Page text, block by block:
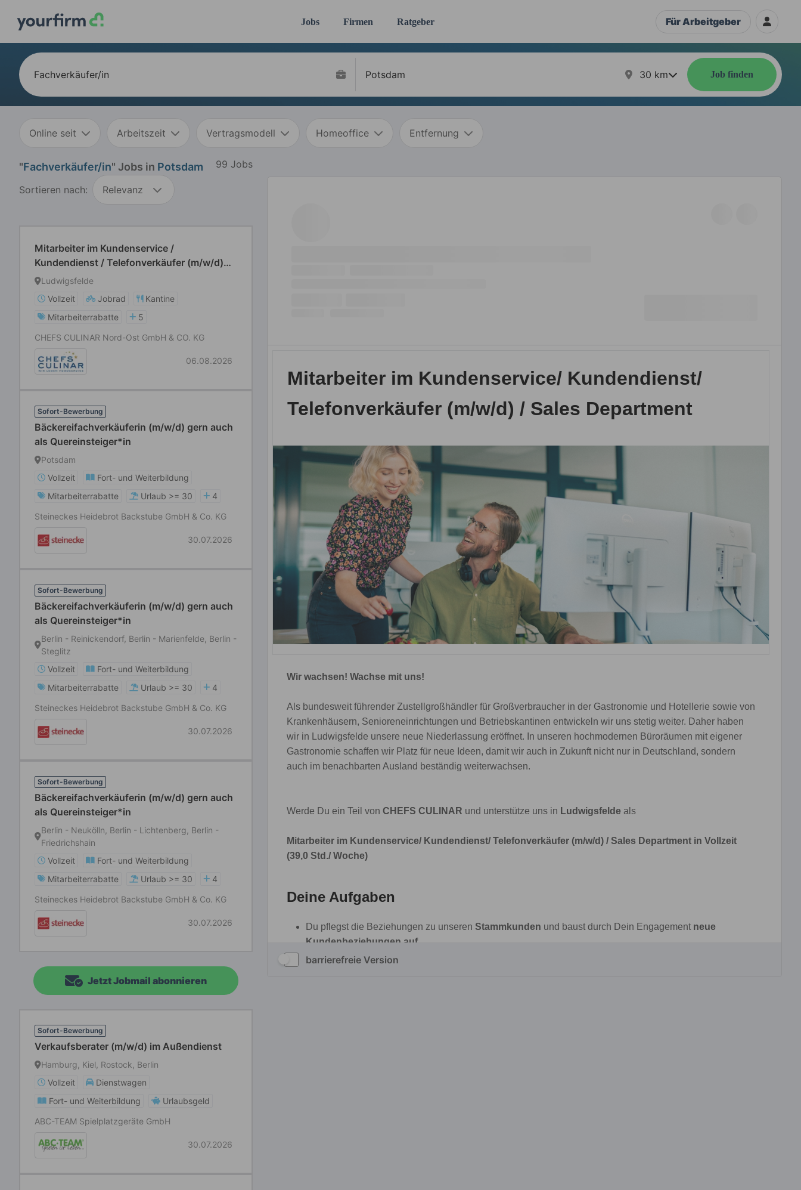
Jobs Firmen Ratgeber Für Arbeitgeber
30 km Job finden
Online seit Arbeitszeit Vertragsmodell Homeoffice Entfernung
"Fachverkäufer/in" Jobs in Potsdam 99 Jobs
Sortieren nach: Relevanz
Mitarbeiter im Kundenservice /
Kundendienst / Telefonverkäufer (m/w/d)
Sales Department
Ludwigsfelde
Vollzeit
Jobrad
Kantine
Mitarbeiterrabatte
5
CHEFS CULINAR Nord-Ost GmbH & CO. KG
06.08.2026
Sofort-Bewerbung
Bäckereifachverkäuferin (m/w/d) gern auch
als Quereinsteiger*in
Potsdam
Vollzeit
Fort- und Weiterbildung
Mitarbeiterrabatte
Urlaub >= 30
4
Steineckes Heidebrot Backstube GmbH & Co. KG
30.07.2026
Sofort-Bewerbung
Bäckereifachverkäuferin (m/w/d) gern auch
als Quereinsteiger*in
Berlin - Reinickendorf, Berlin - Marienfelde, Berlin -
Steglitz
Vollzeit
Fort- und Weiterbildung
Mitarbeiterrabatte
Urlaub >= 30
4
Steineckes Heidebrot Backstube GmbH & Co. KG
30.07.2026
Sofort-Bewerbung
Bäckereifachverkäuferin (m/w/d) gern auch
als Quereinsteiger*in
Berlin - Neukölln, Berlin - Lichtenberg, Berlin -
Friedrichshain
Vollzeit
Fort- und Weiterbildung
Mitarbeiterrabatte
Urlaub >= 30
4
Steineckes Heidebrot Backstube GmbH & Co. KG
30.07.2026
Jetzt Jobmail abonnieren
Sofort-Bewerbung
Verkaufsberater (m/w/d) im Außendienst
Hamburg, Kiel, Rostock, Berlin
Vollzeit
Dienstwagen
Fort- und Weiterbildung
Urlaubsgeld
ABC-TEAM Spielplatzgeräte GmbH
30.07.2026
barrierefreie Version